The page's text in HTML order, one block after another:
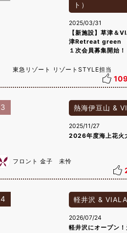
ト）
2025/03/31
【新施設】草津＆
津Retreat green
１次会員募集開始！
東急リゾート リゾートSTYLE担当
3 熱海伊豆山 &
2025/11/27
2026年度海上花火
フロント 金子 未怜
4 軽井沢 & VIALA
2026/07/24
軽井沢にオープン！